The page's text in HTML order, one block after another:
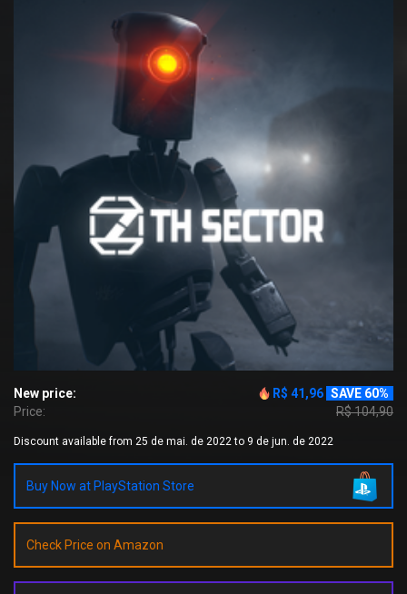
New price: R$ 41,96 SAVE 60%
Price:
R$ 104,90
Discount available from 25 de mai. de 2022 to 9 de jun. de 2022
Buy Now at PlayStation Store
Check Price on Amazon